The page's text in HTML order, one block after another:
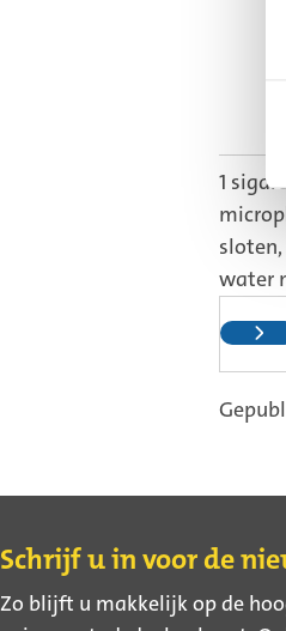
1
water
Contact
Schrijf u in voor de
Zo blijft u makkelijk op de